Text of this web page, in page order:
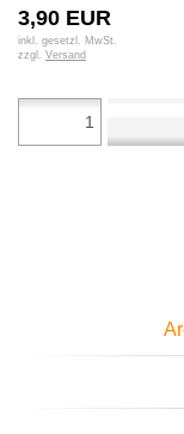
3,90 EUR
inkl. gesetzl. MwSt.
zzgl. Versand